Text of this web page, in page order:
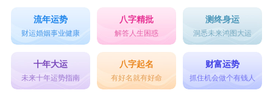
流年运势
财运婚姻事业健康
八字精批
解答人生困惑
测终身运
洞悉未来鸿图大运
十年大运
未来十年运势指南
八字起名
有好名就有好命
财富运势
抓住机会做个有钱人